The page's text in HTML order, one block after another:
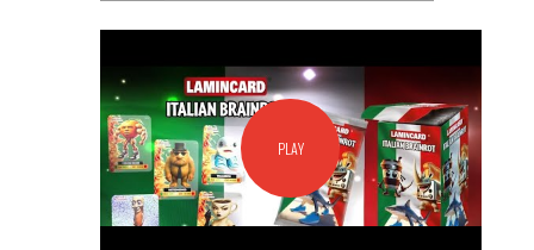
PLAY